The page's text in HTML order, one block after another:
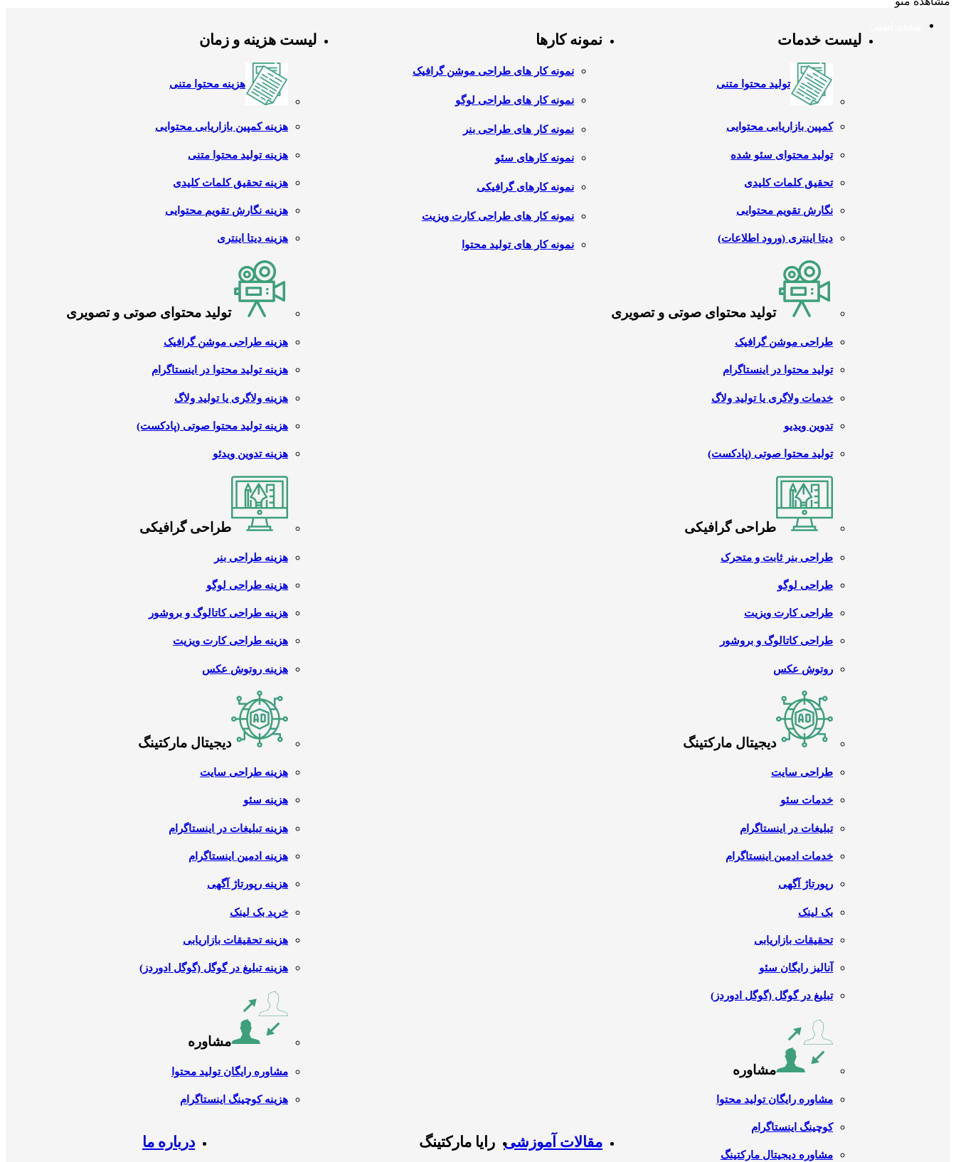
لیست خدمات
تولید محتوا متنی
کمپین بازاریابی محتوایی
تولید محتوای سئو شده
تحقیق کلمات کلیدی
نگارش تقویم محتوایی
دیتا اینتری (ورود اطلاعات)
تولید محتوای صوتی و تصویری
طراحی موشن گرافیک
تولید محتوا در اینستاگرام
خدمات ولاگری یا تولید ولاگ
تدوین ویدیو
تولید محتوا صوتی (پادکست)
طراحی گرافیکی
طراحی بنر ثابت و متحرک
طراحی لوگو
طراحی کارت ویزیت
طراحی کاتالوگ و بروشور
روتوش عکس
دیجیتال مارکتینگ
طراحی سایت
خدمات سئو
تبلیغات در اینستاگرام
خدمات ادمین اینستاگرام
رپورتاژ آگهی
بک لینک
تحقیقات بازاریابی
آنالیز رایگان سئو
تبلیغ در گوگل (گوگل ادوردز)
مشاوره
مشاوره رایگان تولید محتوا
کوچینگ اینستاگرام
مشاوره دیجیتال مارکتینگ
نمونه کارها
نمونه کار های طراحی موشن گرافیک
نمونه کار های طراحی لوگو
نمونه کار های طراحی بنر
نمونه کارهای سئو
نمونه کارهای گرافیکی
نمونه کار های طراحی کارت ویزیت
نمونه کار های تولید محتوا
لیست هزینه و زمان
هزینه محتوا متنی
هزینه کمپین بازاریابی محتوایی
هزینه تولید محتوا متنی
هزینه تحقیق کلمات کلیدی
هزینه نگارش تقویم محتوایی
هزینه دیتا اینتری
تولید محتوای صوتی و تصویری
هزینه طراحی موشن گرافیک
هزینه تولید محتوا در اینستاگرام
هزینه ولاگری یا تولید ولاگ
هزینه تولید محتوا صوتی (پادکست)
هزینه تدوین ویدئو
طراحی گرافیکی
هزینه طراحی بنر
هزینه طراحی لوگو
هزینه طراحی کاتالوگ و بروشور
هزینه طراحی کارت ویزیت
هزینه روتوش عکس
دیجیتال مارکتینگ
هزینه طراحی سایت
هزینه سئو
هزینه تبلیغات در اینستاگرام
هزینه ادمین اینستاگرام
هزینه رپورتاژ آگهی
خرید بک لینک
هزینه تحقیقات بازاریابی
هزینه تبلیغ در گوگل (گوگل ادوردز)
مشاوره
مشاوره رایگان تولید محتوا
هزینه کوچینگ اینستاگرام
مقالات آموزشی رایا مارکتینگ درباره ما